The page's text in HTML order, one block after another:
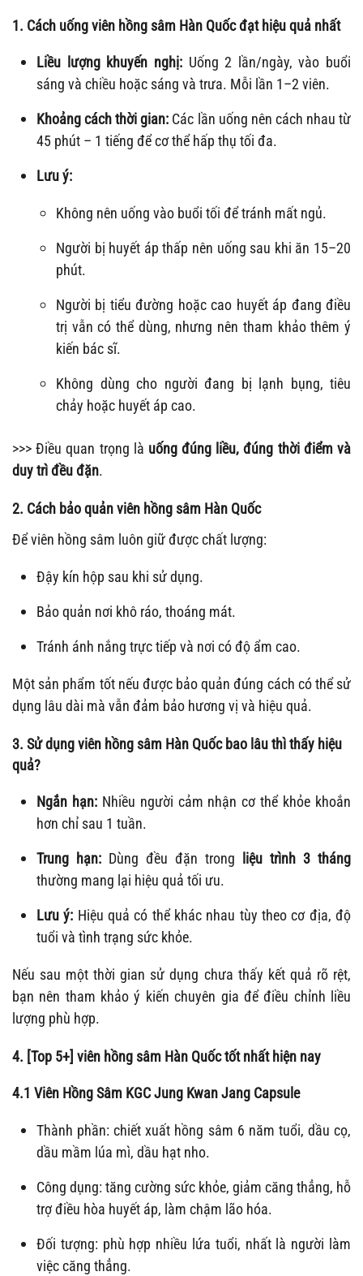
1. Cách uống viên hồng sâm Hàn Quốc đạt hiệu quả nhất
Liều lượng khuyến nghị:Uống 2 lần/ngày, vào buổi
sáng và chiều hoặc sáng và trưa. Mỗi lần 1–2 viên.
Khoảng cách thời gian: Các lần uống nên cách nhau từ
45 phút – 1 tiếng để cơ thể hấp thụ tối đa.
Lưu ý:
Không nên uống vào buổi tối để tránh mất ngủ.
Người bị huyết áp thấp nên uống sau khi ăn 15–20
phút.
Người bị tiểu đường hoặc cao huyết áp đang điều
trị vẫn có thể dùng, nhưng nên tham khảo thêm ý
kiến bác sĩ.
Không dùng cho người đang bị lạnh bụng, tiêu
chảy hoặc huyết áp cao.
>>> Điều quan trọng là uống đúng liều, đúng thời điểm và
duy trì đều đặn.
2. Cách bảo quản viên hồng sâm Hàn Quốc
Để viên hồng sâm luôn giữ được chất lượng:
Đậy kín hộp sau khi sử dụng.
Bảo quản nơi khô ráo, thoáng mát.
Tránh ánh nắng trực tiếp và nơi có độ ẩm cao.
Một sản phẩm tốt nếu được bảo quản đúng cách có thể sử
dụng lâu dài mà vẫn đảm bảo hương vị và hiệu quả.
3. Sử dụng viên hồng sâm Hàn Quốc bao lâu thì thấy hiệu
quả?
Ngắn hạn:Nhiều người cảm nhận cơ thể khỏe khoắn
hơn chỉ sau 1 tuần.
Trung hạn: Dùng đều đặn trong liệu trình 3 tháng
thường mang lại hiệu quả tối ưu.
Lưu ý: Hiệu quả có thể khác nhau tùy theo cơ địa, độ
tuổi và tình trạng sức khỏe.
Nếu sau một thời gian sử dụng chưa thấy kết quả rõ rệt,
bạn nên tham khảo ý kiến chuyên gia để điều chỉnh liều
lượng phù hợp.
4. [Top 5+] viên hồng sâm Hàn Quốc tốt nhất hiện nay
4.1 Viên Hồng Sâm KGC Jung Kwan Jang Capsule
Thành phần: chiết xuất hồng sâm 6 năm tuổi, dầu cọ,
dầu mầm lúa mì, dầu hạt nho.
Công dụng: tăng cường sức khỏe, giảm căng thẳng, hỗ
trợ điều hòa huyết áp, làm chậm lão hóa.
Đối tượng: phù hợp nhiều lứa tuổi, nhất là người làm
việc căng thẳng.